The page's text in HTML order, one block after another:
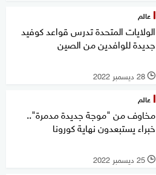
عالم
الولايات المتحدة تدرس قواعد كوفيد
جديدة للوافدين من الصين
l 28 ديسمبر 2022
عالم
مخاوف من "موجة جديدة مدمرة"..
خبراء يستبعدون نهاية كورونا
l 25 ديسمبر 2022